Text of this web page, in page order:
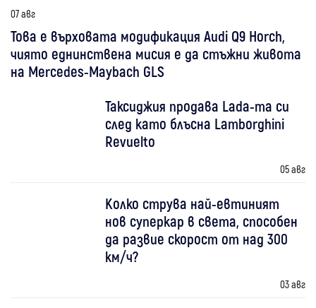
07 авг
Това е върховата модификация Audi Q9 Horch,
чиято еднинствена мисия е да стъжни живота
на Mercedes-Maybach GLS
Таксиджия продава Lada-та си
след като блъсна Lamborghini
Revuelto
05 авг
Колко струва най-евтиният
нов суперкар в света, способен
да развие скорост от над 300
км/ч?
03 авг